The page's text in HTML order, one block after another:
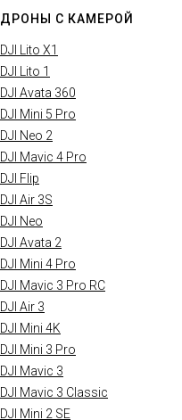
ДРОНЫ С КАМЕРОЙ
DJI Lito X1
DJI Lito 1
DJI Avata 360
DJI Mini 5 Pro
DJI Neo 2
DJI Mavic 4 Pro
DJI Flip
DJI Air 3S
DJI Neo
DJI Avata 2
DJI Mini 4 Pro
DJI Mavic 3 Pro RC
DJI Air 3
DJI Mini 4K
DJI Mini 3 Pro
DJI Mavic 3
DJI Mavic 3 Classic
DJI Mini 2 SE